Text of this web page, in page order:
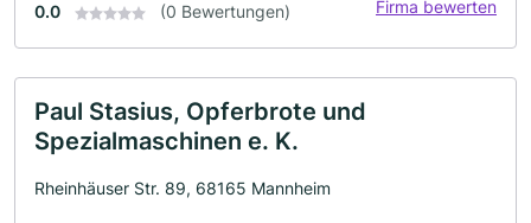
0.0 (0 Bewertungen) Firma bewerten
Paul Stasius, Opferbrote und
Spezialmaschinen e. K.
Rheinhäuser Str. 89, 68165 Mannheim